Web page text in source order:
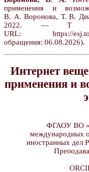
применения и
В. А. Воронова, Т. В.
2022. —
URL: https://
обращения: 06.08.2026).
Интернет
применения и
ФГАОУ ВО
международных
иностранных дел